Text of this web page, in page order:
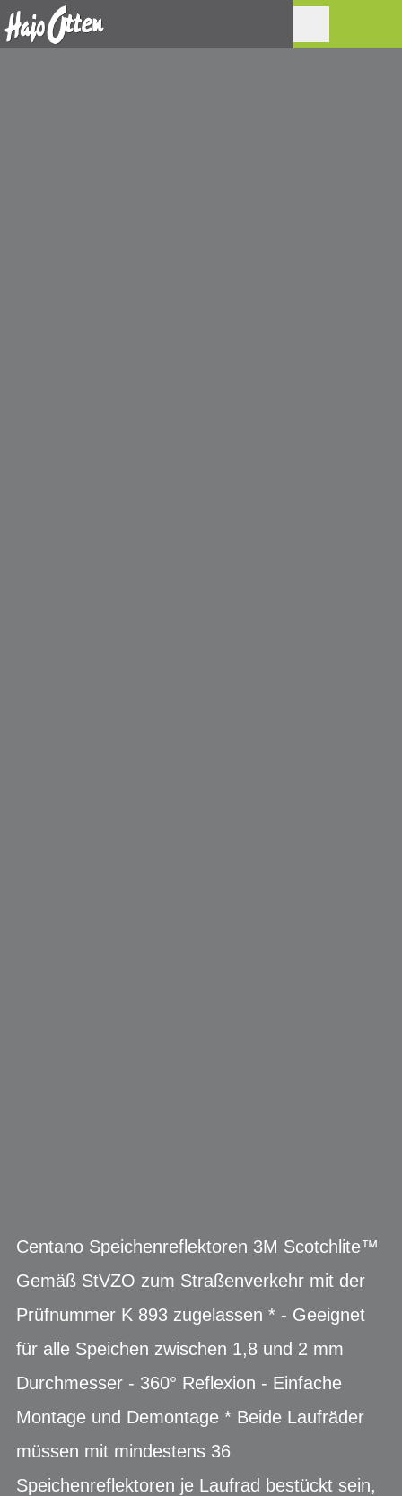
Centano Speichenreflektoren 3M Scotchlite™
Gemäß StVZO zum Straßenverkehr mit der
Prüfnummer K 893 zugelassen * - Geeignet
für alle Speichen zwischen 1,8 und 2 mm
Durchmesser - 360° Reflexion - Einfache
Montage und Demontage * Beide Laufräder
müssen mit mindestens 36
Speichenreflektoren je Laufrad bestückt sein,